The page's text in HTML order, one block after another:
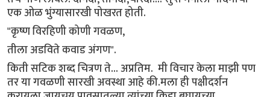
एक ओळ भुंग्यासारखी पोखरत होती.
"कृष्ण विरहिणी कोणी गवळण,
तीला अडविते कवाड अंगण".
किती सटिक शब्द चित्रण ते... अप्रतिम. मी विचार केला माझी पण
तर या गवळणी सारखी अवस्था आहे की.मला ही पक्षीदर्शन